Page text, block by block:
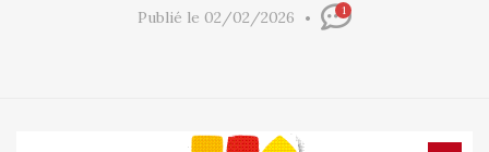
Publié le 02/02/2026 1